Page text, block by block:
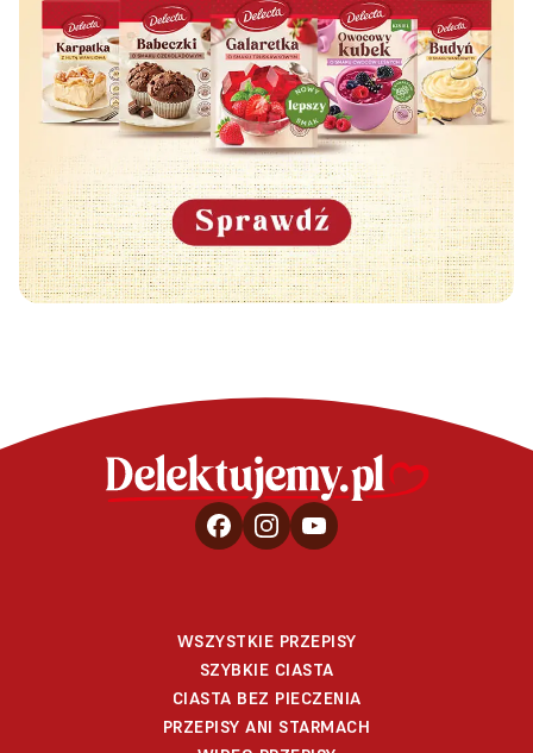
WSZYSTKIE PRZEPISY
SZYBKIE CIASTA
CIASTA BEZ PIECZENIA
PRZEPISY ANI STARMACH